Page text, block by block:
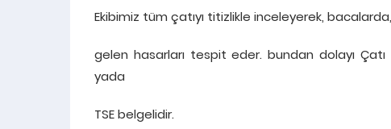
Ekibimiz tüm çatıyı titizlikle inceleyerek,
gelen hasarları tespit eder. bundan dolayı Çatı
yada
TSE belgelidir.